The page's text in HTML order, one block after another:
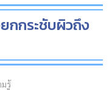
ยกกระชับผิวถึง
มรู้